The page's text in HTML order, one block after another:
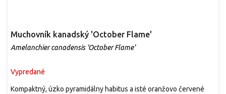
Muchovník kanadský 'October Flame'
Amelanchier canadensis 'October Flame'
Vypredané
Kompaktný, úzko pyramidálny habitus a isté oranžovo červené